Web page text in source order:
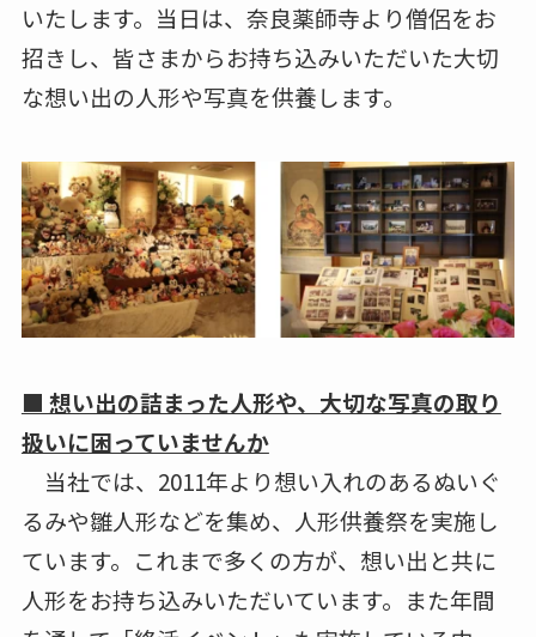
いたします。当日は、奈良薬師寺より僧侶をお
招きし、皆さまからお持ち込みいただいた大切
な想い出の人形や写真を供養します。
■ 想い出の詰まった人形や、大切な写真の取り
扱いに困っていませんか
当社では、2011年より想い入れのあるぬいぐ
るみや雛人形などを集め、人形供養祭を実施し
ています。これまで多くの方が、想い出と共に
人形をお持ち込みいただいています。また年間